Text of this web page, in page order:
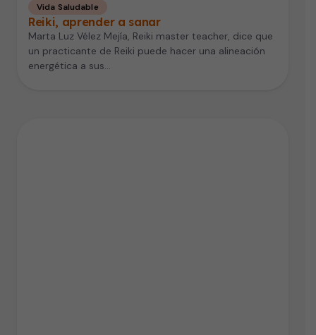
Vida Saludable
Reiki, aprender a sanar
Marta Luz Vélez Mejía, Reiki master teacher, dice que
un practicante de Reiki puede hacer una alineación
energética a sus…